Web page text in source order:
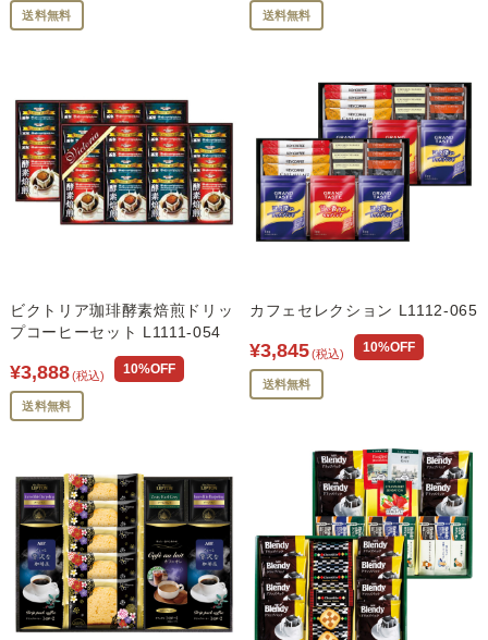
送料無料 送料無料
ビクトリア珈琲酵素焙煎ドリッ
プコーヒーセット L1111-054
¥3,888(税込) 10%OFF
送料無料
カフェセレクション L1112-065
¥3,845(税込) 10%OFF
送料無料